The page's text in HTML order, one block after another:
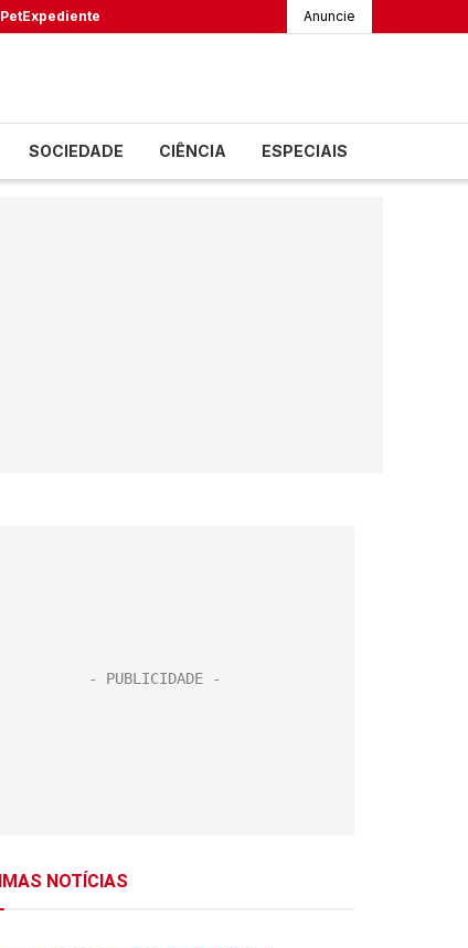
PetExpediente Anuncie
SOCIEDADE CIÊNCIA ESPECIAIS